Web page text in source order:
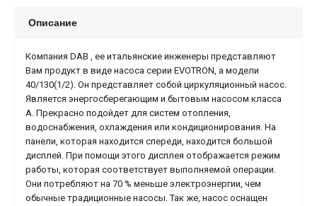
Описание
Компания DAB , ее итальянские инженеры представляют
Вам продукт в виде насоса серии EVOTRON, а модели
40/130(1/2). Он представляет собой циркуляционный насос.
Является энергосберегающим и бытовым насосом класса
А. Прекрасно подойдет для систем отопления,
водоснабжения, охлаждения или кондиционирования. На
панели, которая находится спереди, находится большой
дисплей. При помощи этого дисплея отображается режим
работы, которая соответствует выполняемой операции.
Они потребляют на 70 % меньше электроэнергии, чем
обычные традиционные насосы. Так же, насос оснащен